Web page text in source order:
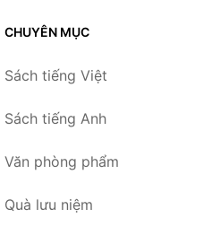
CHUYÊN MỤC
Sách tiếng Việt
Sách tiếng Anh
Văn phòng phẩm
Quà lưu niệm